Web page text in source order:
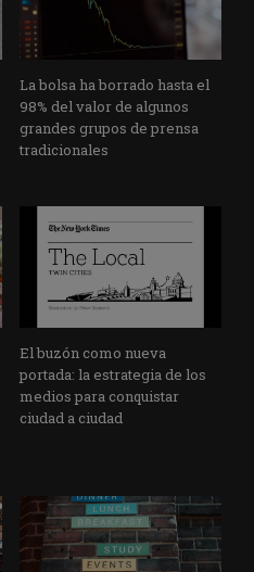
La bolsa ha borrado hasta el
98% del valor de algunos
grandes grupos de prensa
tradicionales
El buzón como nueva
portada: la estrategia de los
medios para conquistar
ciudad a ciudad